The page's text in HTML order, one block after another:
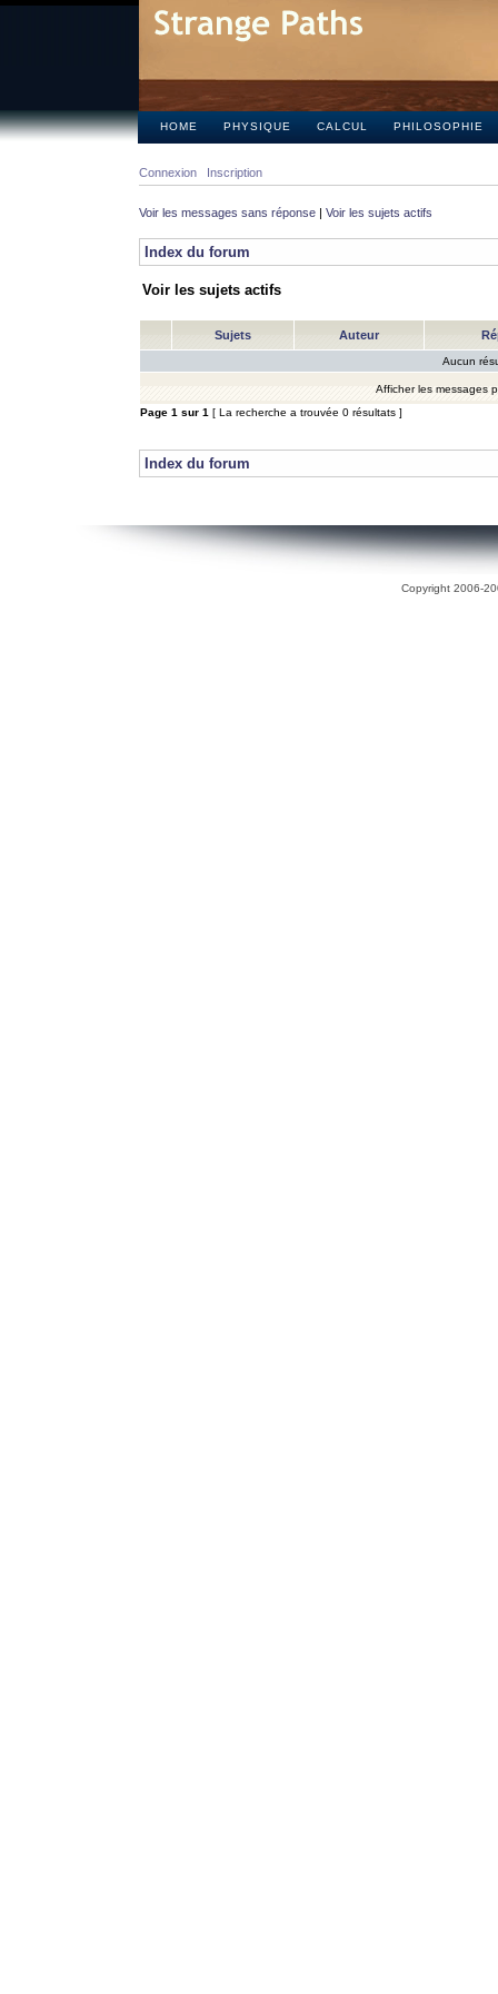
HOME PHYSIQUE CALCUL PHILOSOPHIE
Connexion Inscription
Voir les messages sans réponse | Voir les sujets actifs
Index du forum
Voir les sujets actifs
Sujets Auteur
Aucun
Afficher les messages
Page 1 sur 1 [ La recherche a trouvée 0 résultats ]
Index du forum
Copyright 2006-